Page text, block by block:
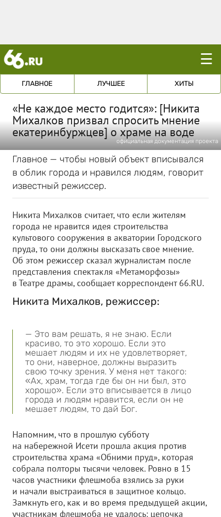
☰
ГЛАВНОЕ ЛУЧШЕЕ ХИТЫ
«Не каждое место годится»: [Никита
Михалков призвал спросить мнение
екатеринбуржцев] о храме на воде
официальная документация проекта
Главное — чтобы новый объект вписывался
в облик города и нравился людям, говорит
известный режиссер.
Никита Михалков считает, что если жителям
города не нравится идея строительства
культового сооружения в акватории Городского
пруда, то они должны высказать свое мнение.
Об этом режиссер сказал журналистам после
представления спектакля «Метаморфозы»
в Театре драмы, сообщает корреспондент 66.RU.
Никита Михалков, режиссер:
— Это вам решать, я не знаю. Если
красиво, то это хорошо. Если это
мешает людям и их не удовлетворяет,
то они, наверное, должны выразить
свою точку зрения. У меня нет такого:
«Ах, храм, тогда где бы он ни был, это
хорошо». Если это вписывается в лицо
города и людям нравится, если он не
мешает людям, то дай Бог.
Напомним, что в прошлую субботу
на набережной Исети прошла акция против
строительства храма «Обними пруд», которая
собрала полторы тысячи человек. Ровно в 15
часов участники флешмоба взялись за руки
и начали выстраиваться в защитное кольцо.
Замкнуть его, как и во время предыдущей акции,
участникам флешмоба не удалось: цепочка